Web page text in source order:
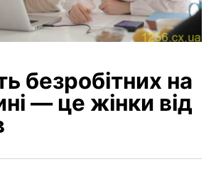
безробітних на
— це жінки від